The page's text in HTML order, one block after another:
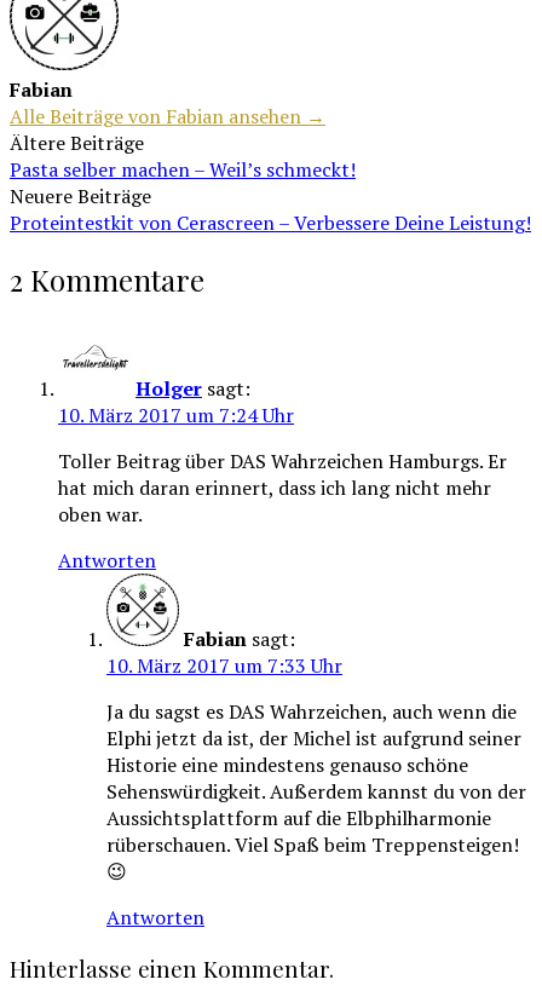
Fabian
Alle Beiträge von Fabian ansehen →
Beitragsnavigation
Ältere Beiträge
Pasta selber machen – Weil’s schmeckt!
Neuere Beiträge
Proteintestkit von Cerascreen – Verbessere Deine Leistung!
2 Kommentare
Holger sagt:
10. März 2017 um 7:24 Uhr
Toller Beitrag über DAS Wahrzeichen Hamburgs. Er
hat mich daran erinnert, dass ich lang nicht mehr
oben war.
Antworten
Fabian sagt:
10. März 2017 um 7:33 Uhr
Ja du sagst es DAS Wahrzeichen, auch wenn die
Elphi jetzt da ist, der Michel ist aufgrund seiner
Historie eine mindestens genauso schöne
Sehenswürdigkeit. Außerdem kannst du von der
Aussichtsplattform auf die Elbphilharmonie
rüberschauen. Viel Spaß beim Treppensteigen!
😉
Antworten
Hinterlasse einen Kommentar.